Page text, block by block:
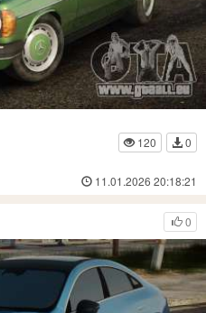
120
0
11.01.2026 20:18:21
0